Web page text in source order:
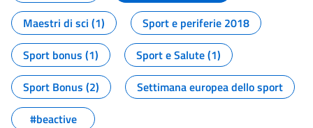
Maestri di sci (1)
Sport e periferie 2018
Sport bonus (1)
Sport e Salute (1)
Sport Bonus (2)
Settimana europea dello sport
#beactive